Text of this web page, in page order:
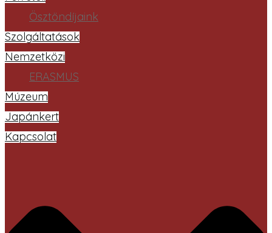
Ösztöndíjaink
Szolgáltatások
Nemzetközi
ERASMUS
Múzeum
Japánkert
Kapcsolat